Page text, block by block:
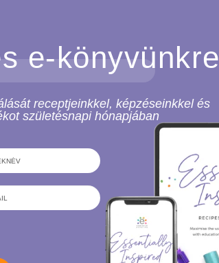
e-könyvünkre
receptjeinkkel, képzéseinkkel és
születésnapi hónapjában
info@eosupplies.hu
Szállítás:
info@eosupplies.hu
Visszaküldött:
info@eosupplies.hu